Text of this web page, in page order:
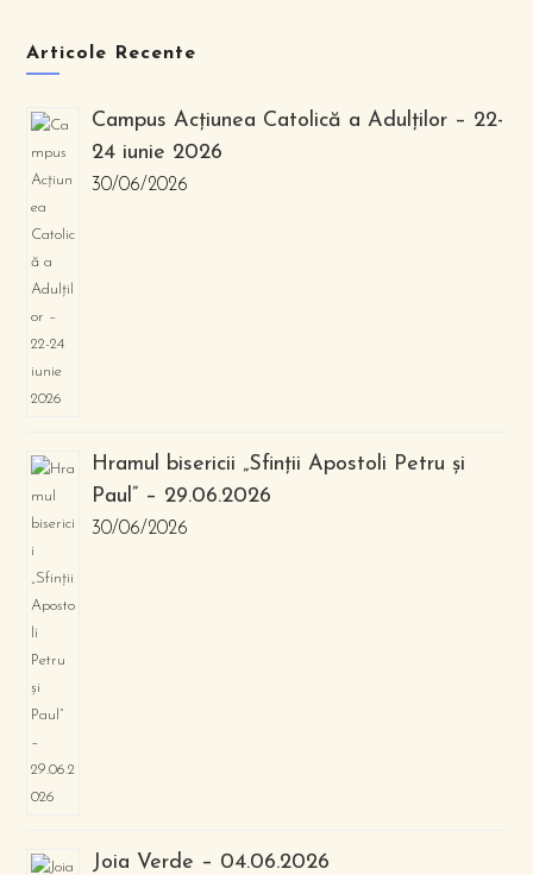
Articole Recente
Campus Acțiunea Catolică a Adulților – 22-
24 iunie 2026
30/06/2026
Hramul bisericii „Sfinții Apostoli Petru și
Paul” – 29.06.2026
30/06/2026
Joia Verde – 04.06.2026